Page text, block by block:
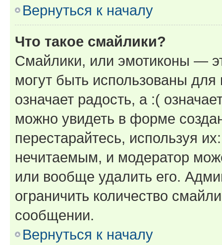
Вернуться к началу
Что такое смайлики?
Смайлики, или эмотиконы —
могут быть использованы
означает радость, а :(
можно увидеть в форме
перестарайтесь, используя
нечитаемым, и модератор
или вообще удалить его.
ограничить количество
сообщении.
Вернуться к началу